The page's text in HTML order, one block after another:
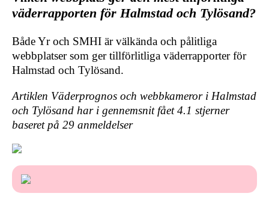
väderrapporten för Halmstad och Tylösand?
Både Yr och SMHI är välkända och pålitliga
webbplatser som ger tillförlitliga väderrapporter för
Halmstad och Tylösand.
Artiklen Väderprognos och webbkameror i Halmstad
och Tylösand har i gennemsnit fået4.1 stjerner
baseret på 29 anmeldelser